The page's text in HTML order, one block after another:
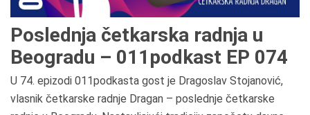
Poslednja četkarska radnja u
Beogradu – 011podkast EP 074
U 74. epizodi 011podkasta gost je Dragoslav Stojanović,
vlasnik četkarske radnje Dragan – poslednje četkarske